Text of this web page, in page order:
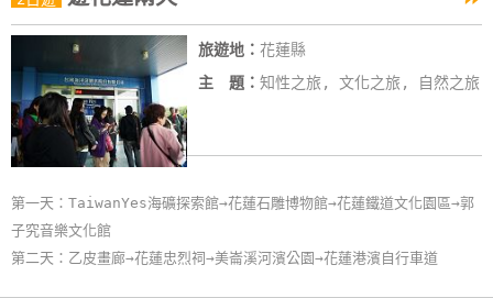
旅遊地： 花蓮縣
主 題： 知性之旅, 文化之旅, 自然之旅
第一天：TaiwanYes海礦探索館→花蓮石雕博物館→花蓮鐵道文化園區→郭
子究音樂文化館
第二天：乙皮畫廊→花蓮忠烈祠→美崙溪河濱公園→花蓮港濱自行車道